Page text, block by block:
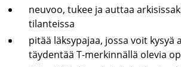
neu­voo, tukee ja aut­taa
ti­lan­teis­sa
pitää läk­sy­pa­jaa, jossa voit kysyä
täy­den­tää T-​merkinnällä ole­via